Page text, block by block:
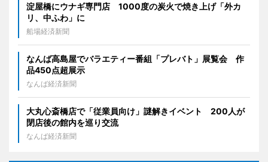
淀屋橋にウナギ専門店 1000度の炭火で焼き上げ「外カ
リ、中ふわ」に
船場経済新聞
なんば高島屋でバラエティー番組「プレバト」展覧会 作
品450点超展示
なんば経済新聞
大丸心斎橋店で「従業員向け」謎解きイベント 200人が
閉店後の館内を巡り交流
なんば経済新聞